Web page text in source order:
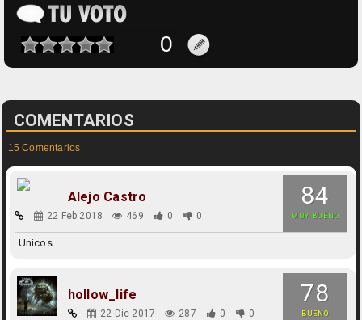
COMENTARIOS
15 Comentarios
84
MUY BUENO
Alejo Castro
22 Feb 2018 469 0 0
Unicos...
78
BUENO
hollow_life
22 Dic 2017 287 0 0